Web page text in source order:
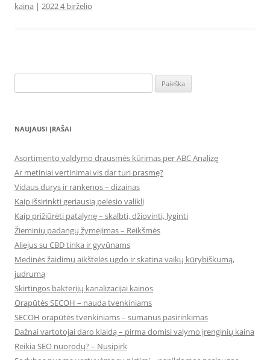
kaina | 2022 4 birželio
NAUJAUSI ĮRAŠAI
Asortimento valdymo drausmės kūrimas per ABC Analizę
Ar metiniai vertinimai vis dar turi prasmę?
Vidaus durys ir rankenos – dizainas
Kaip išsirinkti geriausią pelėsio valiklį
Kaip prižiūrėti patalynę – skalbti, džiovinti, lyginti
Žieminių padangų žymėjimas – Reikšmės
Aliejus su CBD tinka ir gyvūnams
Medinės žaidimų aikštelės ugdo ir skatina vaikų kūrybiškumą,
judrumą
Skirtingos bakterijų kanalizacijai kainos
Orapūtės SECOH – nauda tvenkiniams
SECOH orapūtės tvenkiniams – sumanus pasirinkimas
Dažnai vartotojai daro klaidą – pirma domisi valymo įrenginių kaina
Reikia SEO nuorodų? – Nusipirk